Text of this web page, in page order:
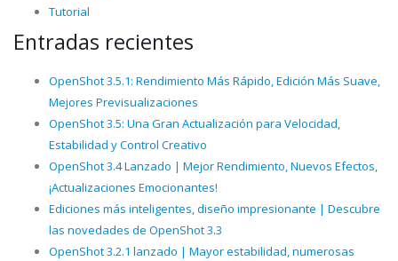
Tutorial
Entradas recientes
OpenShot 3.5.1: Rendimiento Más Rápido, Edición Más Suave,
Mejores Previsualizaciones
OpenShot 3.5: Una Gran Actualización para Velocidad,
Estabilidad y Control Creativo
OpenShot 3.4 Lanzado | Mejor Rendimiento, Nuevos Efectos,
¡Actualizaciones Emocionantes!
Ediciones más inteligentes, diseño impresionante | Descubre
las novedades de OpenShot 3.3
OpenShot 3.2.1 lanzado | Mayor estabilidad, numerosas